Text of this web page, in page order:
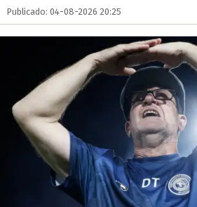
Publicado: 04-08-2026 20:25